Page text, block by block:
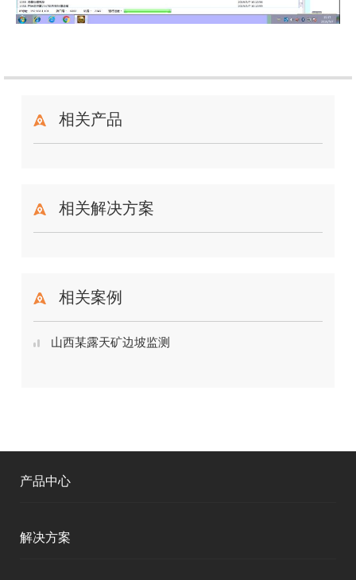
相关产品
相关解决方案
相关案例
山西某露天矿边坡监测
产品中心
解决方案